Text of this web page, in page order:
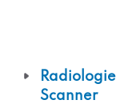
Scanner